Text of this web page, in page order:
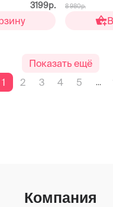
3199р. 8 980р.
Показать ещё
1
2 3 4 5 ...
Компания